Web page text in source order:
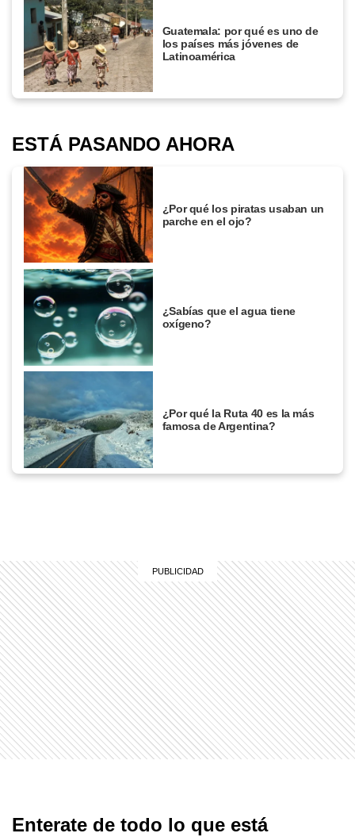
Guatemala: por qué es uno de
los países más jóvenes de
Latinoamérica
ESTÁ PASANDO AHORA
¿Por qué los piratas usaban un
parche en el ojo?
¿Sabías que el agua tiene
oxígeno?
¿Por qué la Ruta 40 es la más
famosa de Argentina?
Enterate de todo lo que está